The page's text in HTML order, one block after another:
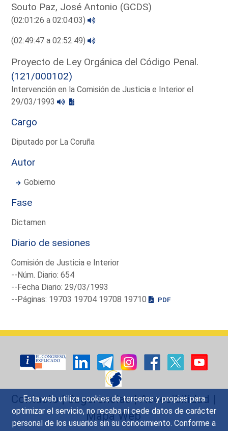
Esta web utiliza cookies de terceros y propias para
optimizar el servicio, no recaba ni cede datos de carácter
personal de los usuarios sin su conocimiento. Conforme a
Souto Paz, José Antonio (GCDS)
(02:01:26 a 02:04:03)
(02:49:47 a 02:52:49)
Proyecto de Ley Orgánica del Código Penal.
(121/000102)
Intervención en la Comisión de Justicia e Interior el
29/03/1993
Cargo
Diputado por La Coruña
Autor
Gobierno
Fase
Dictamen
Diario de sesiones
Comisión de Justicia e Interior
--Núm. Diario: 654
--Fecha Diario: 29/03/1993
--Páginas: 19703 19704 19708 19710
PDF
Contacto|Sugerencias|Accesibilidad |
Mapa Web